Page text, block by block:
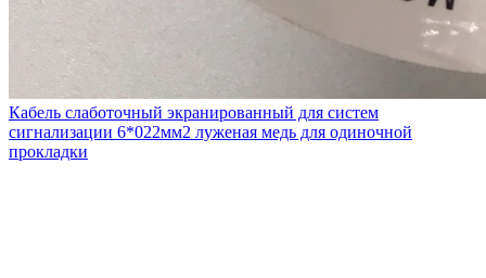
Кабель слаботочный экранированный для систем
сигнализации 6*022мм2 луженая медь для одиночной
прокладки